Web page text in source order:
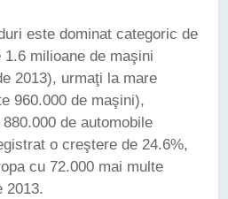
este dominat categoric de
milioane de maşini
2013), urmaţi la mare
960.000 de maşini),
de automobile
o creştere de 24.6%,
cu 72.000 mai multe
2013.